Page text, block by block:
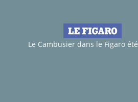
Le Cambusier dans le Figaro